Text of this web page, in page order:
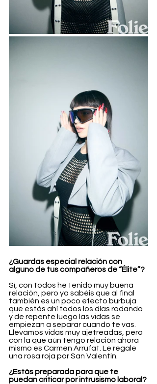
¿Guardas especial relación con
alguno de tus compañeros de “Élite”?
Sí, con todos he tenido muy buena
relación, pero ya sabéis que al final
también es un poco efecto burbuja
que estás ahí todos los días rodando
y de repente luego las vidas se
empiezan a separar cuando te vas.
Llevamos vidas muy ajetreadas, pero
con la que aún tengo relación ahora
mismo es Carmen Arrufat. Le regale
una rosa roja por San Valentín.
¿Estás preparada para que te
puedan criticar por intrusismo laboral?